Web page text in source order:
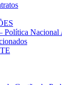
Política Nacional